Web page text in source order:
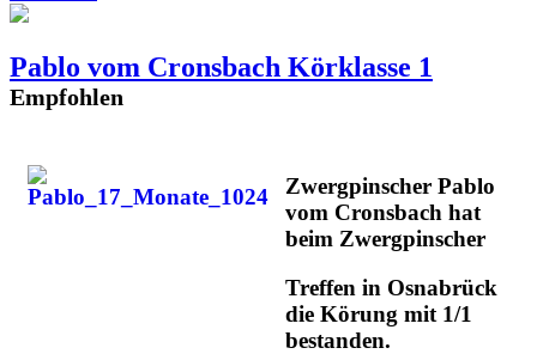
Pablo vom Cronsbach Körklasse 1
Empfohlen
Zwergpinscher Pablo
vom Cronsbach hat
beim Zwergpinscher
Treffen in Osnabrück
die Körung mit 1/1
bestanden.